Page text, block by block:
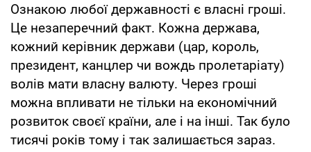
Ознакою любої державності є власні гроші.
Це незаперечний факт. Кожна держава,
кожний керівник держави (цар, король,
президент, канцлер чи вождь пролетаріату)
волів мати власну валюту. Через гроші
можна впливати не тільки на економічний
розвиток своєї країни, але і на інші. Так було
тисячі років тому і так залишається зараз.